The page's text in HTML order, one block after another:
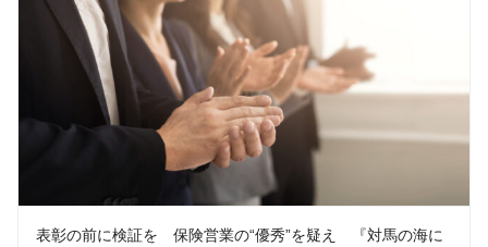
表彰の前に検証を 保険営業の“優秀”を疑え 『対馬の海に